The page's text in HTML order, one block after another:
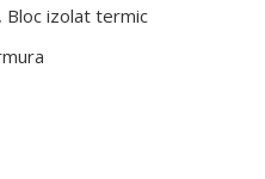
Bloc izolat termic